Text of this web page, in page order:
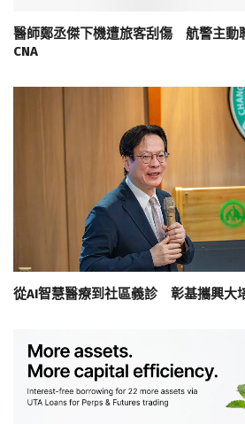
醫師鄭丞傑下機遭旅客刮傷 航警主動
CNA
從AI智慧醫療到社區義診 彰基攜興大